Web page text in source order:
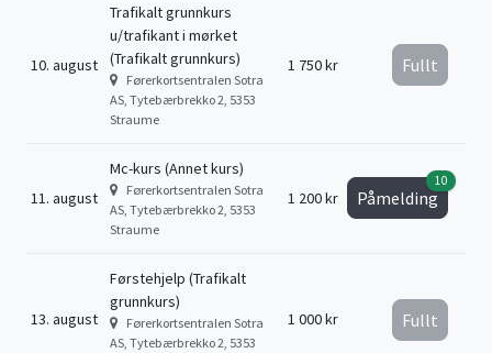
10. august
Trafikalt grunnkurs
u/trafikant i mørket
(Trafikalt grunnkurs)
Førerkortsentralen Sotra
AS, Tytebærbrekko 2, 5353
Straume
1 750 kr Fullt
11. august
Mc-kurs (Annet kurs)
Førerkortsentralen Sotra
AS, Tytebærbrekko 2, 5353
Straume
1 200 kr Påmelding
10
13. august
Førstehjelp (Trafikalt
grunnkurs)
Førerkortsentralen Sotra
AS, Tytebærbrekko 2, 5353
1 000 kr Fullt